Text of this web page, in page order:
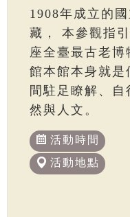
1908年成立的
藏， 本參觀指
座全臺最古老
館本館本身就是
間駐足瞭解、自
然與人文。
活動時間
活動地點